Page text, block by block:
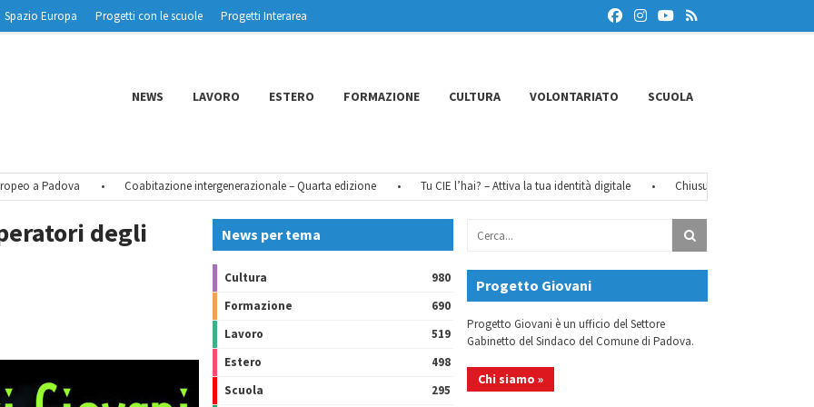
Spazio Europa Progetti con le scuole
Progetti Interarea
NEWS LAVORO ESTERO FORMAZIONE CULTURA VOLONTARIATO SCUOLA
Padova • Coabitazione intergenerazionale – Quarta edizione • Tu CIE l’hai? – Attiva la tua identità digitale • Chiusure estive 2026
degli
News per tema
Cultura
980
Formazione
690
Lavoro
519
Estero
498
Scuola
295
Progetto Giovani
Progetto Giovani è un ufficio del Settore
Gabinetto del Sindaco del Comune di Padova.
Chi siamo »